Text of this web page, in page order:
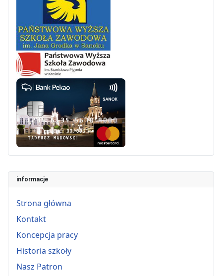
informacje
Strona główna
Kontakt
Koncepcja pracy
Historia szkoły
Nasz Patron